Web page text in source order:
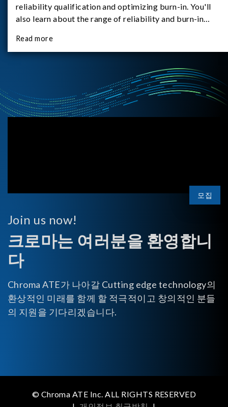
reliability qualification and optimizing burn-in. You'll
also learn about the range of reliability and burn-in
test-as-a-service options.
Read more
모집
Join us now!
크로마는 여러분을 환영합니
다
Chroma ATE가 나아갈 Cutting edge technology의
환상적인 미래를 함께 할 적극적이고 창의적인 분들
의 지원을 기다리겠습니다.
© Chroma ATE Inc. ALL RIGHTS RESERVED